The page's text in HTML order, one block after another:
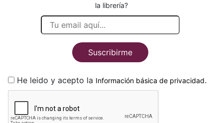
la librería?
Suscribirme
He leido y acepto la Información básica de privacidad.